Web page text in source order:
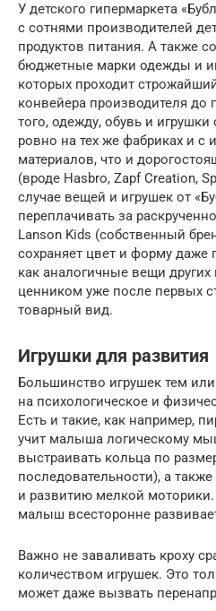
У детского гипермаркета
с сотнями производителей
продуктов питания. А также
бюджетные марки одежды и
которых проходит
конвейера производителя до
того, одежду, обувь и игрушки
ровно на тех же фабриках и с
материалов, что и
(вроде Hasbro, Zapf Creation,
случае вещей и игрушек от
переплачивать за
Lanson Kids (собственный
сохраняет цвет и форму даже
как аналогичные вещи
ценником уже после первых
товарный вид.
Игрушки для развития
Большинство игрушек тем
на психологическое и
Есть и такие, как например,
учит малыша логическому
выстраивать кольца по
последовательности), а
и развитию мелкой моторики.
малыш всесторонне
Важно не заваливать кроху
количеством игрушек. Это
может даже вызвать